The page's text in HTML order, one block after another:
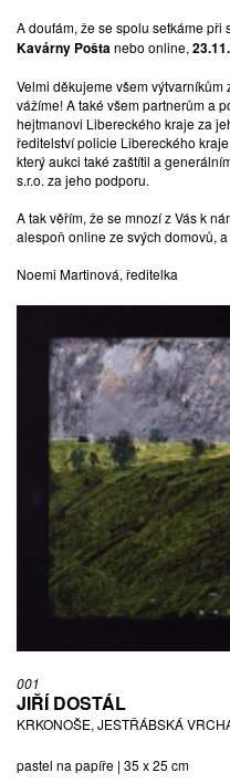
A doufám, že se spolu setkáme při
Kavárny Poštanebo online,
Velmi děkujeme všem výtvarníkům
vážíme! A také všem partnerům a
hejtmanovi Libereckého kraje za
ředitelství policie Libereckého
který aukci také zaštítil a
s.r.o. za jeho podporu.
A tak věřím, že se mnozí z Vás k
alespoň online ze svých domovů,
Noemi Martinová, ředitelka
001
JIŘÍ DOSTÁL
KRKONOŠE, JESTŘÁBSKÁ
pastel na papíře | 35 x 25 cm